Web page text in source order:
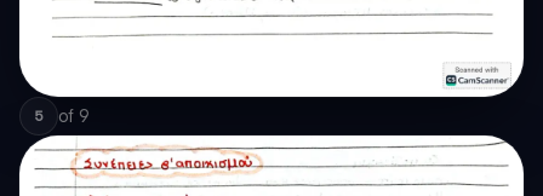
5 of 9